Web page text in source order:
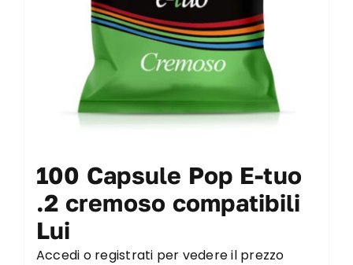
100 Capsule Pop E-tuo
.2 cremoso compatibili
Lui
Accedi o registrati per vedere il prezzo